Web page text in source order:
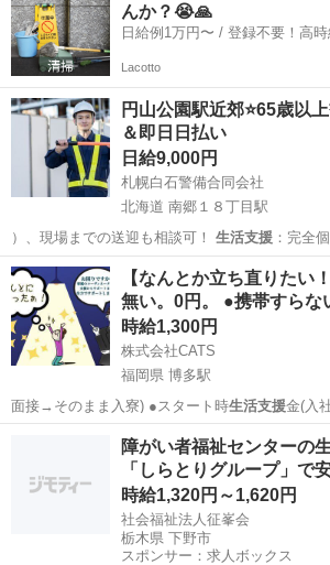
んか？😭🙏
日給例1万円〜 / 登録不
Lacotto
円山公園駅近郊⭐65歳以
＆即日日払い
日給9,000円
札幌白石警備合同会社
北海道 南郷１８丁目駅
）、現場までの送迎も相談可！ 生活支援：完全
家電付き）…
北海道 札幌市 南郷１８丁目駅 その他
【なんとか立ち直りたい
無い。0円。 ●携帯すら
時給1,300円
株式会社CATS
福岡県 博多駅
面接→そのまま入寮) ●スタート時生活支援金(入
人/…
福岡市 博多駅 仕分け
障がい者福祉センターの
「しらとりグループ」で
時給1,320円～1,620円
社会福祉法人征峯会
栃木県 下野市
スポンサー：求人ボックス